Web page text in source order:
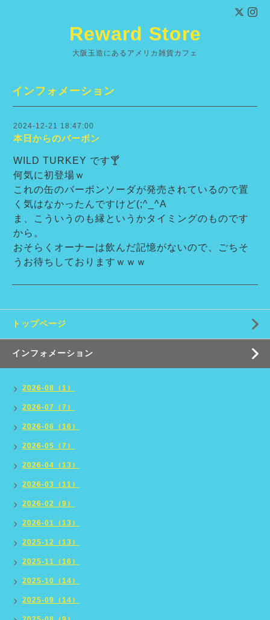
Reward Store
大阪玉造にあるアメリカ雑貨カフェ
インフォメーション
2024-12-21 18:47:00
本日からのバーボン
WILD TURKEY です🍸
何気に初登場ｗ
これの缶のバーボンソーダが発売されているので置
く気はなかったんですけど(;^_^A
ま、こういうのも縁というかタイミングのものです
から。
おそらくオーナーは飲んだ記憶がないので、ごちそ
うお待ちしておりますｗｗｗ
トップページ
インフォメーション
2026-08（1）
2026-07（7）
2026-06（16）
2026-05（7）
2026-04（13）
2026-03（11）
2026-02（9）
2026-01（13）
2025-12（13）
2025-11（16）
2025-10（14）
2025-09（14）